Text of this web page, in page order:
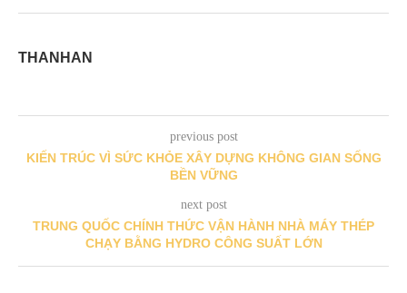
THANHAN
previous post
KIẾN TRÚC VÌ SỨC KHỎE XÂY DỰNG KHÔNG GIAN SỐNG
BỀN VỮNG
next post
TRUNG QUỐC CHÍNH THỨC VẬN HÀNH NHÀ MÁY THÉP
CHẠY BẰNG HYDRO CÔNG SUẤT LỚN